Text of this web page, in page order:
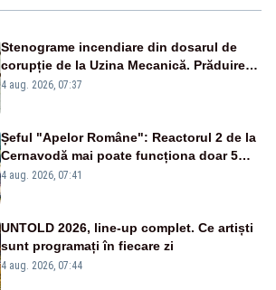
Stenograme incendiare din dosarul de
corupție de la Uzina Mecanică. Prăduirea
banilor din programul SAFE, interceptată
4 aug. 2026, 07:37
Șeful "Apelor Române": Reactorul 2 de la
Cernavodă mai poate funcționa doar 5
zile
4 aug. 2026, 07:41
UNTOLD 2026, line-up complet. Ce artiști
sunt programați în fiecare zi
4 aug. 2026, 07:44